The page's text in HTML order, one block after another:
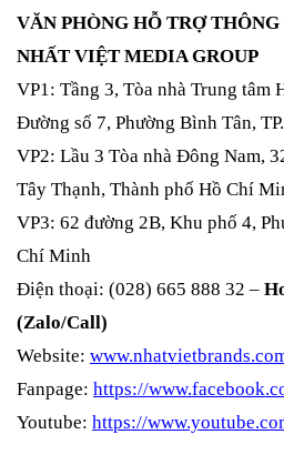
VĂN PHÒNG HỖ TRỢ
NHẤT VIỆT MEDIA GROUP
VP1: Tầng 3, Tòa nhà Trung tâm
Đường số 7, Phường Bình Tân,
VP2: Lầu 3 Tòa nhà Đông Nam,
Tây Thạnh, Thành phố Hồ Chí
VP3: 62 đường 2B, Khu phố 4,
Chí Minh
Điện thoại: (028) 665 888 32 –
(Zalo/Call)
Website:
Fanpage: https://
Youtube: https://